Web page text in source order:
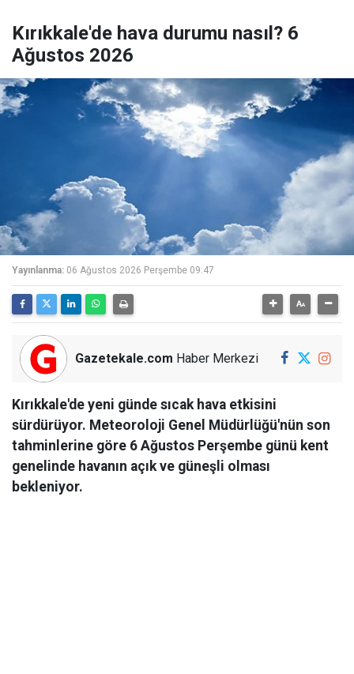
Kırıkkale'de hava durumu nasıl? 6
Ağustos 2026
Yayınlanma: 06 Ağustos 2026 Perşembe 09:47
Gazetekale.com Haber Merkezi
Kırıkkale'de yeni günde sıcak hava etkisini
sürdürüyor. Meteoroloji Genel Müdürlüğü'nün son
tahminlerine göre 6 Ağustos Perşembe günü kent
genelinde havanın açık ve güneşli olması
bekleniyor.